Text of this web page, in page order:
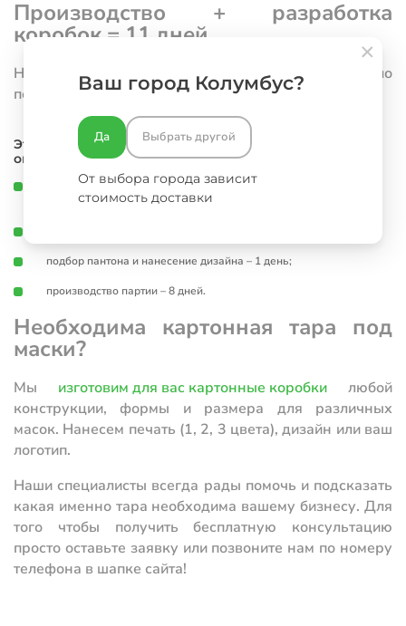
Производство + разработка
коробок = 11 дней
На всю работу у специалистов нашей компании ушло
почти 2 недели.
Этапов было не много, но каждый требовал
определенное количество времени:
выбор конструкции (использовали готовую штанцформу,
подобрали из готовых размеров) - 1 день;
подбор пантона и нанесение дизайна – 1 день;
производство партии – 8 дней.
Необходима картонная тара под
маски?
Мы изготовим для вас картонные коробки любой
конструкции, формы и размера для различных
масок. Нанесем печать (1, 2, 3 цвета), дизайн или ваш
логотип.
Наши специалисты всегда рады помочь и подсказать
какая именно тара необходима вашему бизнесу. Для
того чтобы получить бесплатную консультацию
просто оставьте заявку или позвоните нам по номеру
телефона в шапке сайта!
Ваш город Колумбус?
Да Выбрать другой
От выбора города зависит
стоимость доставки